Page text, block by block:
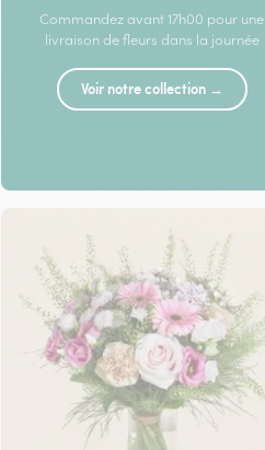
Commandez avant 17h00 pour une
livraison de fleurs dans la journée
Voir notre collection →